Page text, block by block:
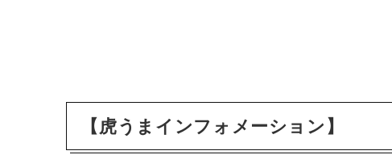
【虎うまインフォメーション】